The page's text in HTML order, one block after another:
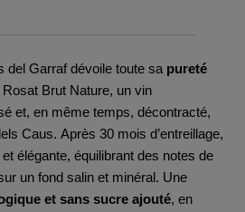
del Garraf dévoile toute sa pureté
Brut Nature, un vin
et, en même temps, décontracté,
Caus. Après 30 mois d’entreillage,
élégante, équilibrant des notes de
un fond salin et minéral. Une
et sans sucre ajouté, en